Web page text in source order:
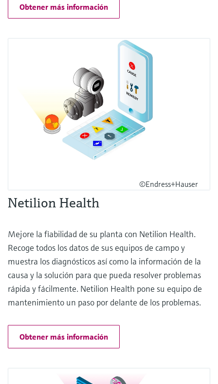
Obtener más información
©Endress+Hauser
Netilion Health
Mejore la fiabilidad de su planta con Netilion Health.
Recoge todos los datos de sus equipos de campo y
muestra los diagnósticos así como la información de la
causa y la solución para que pueda resolver problemas
rápida y fácilmente. Netilion Health pone su equipo de
mantenimiento un paso por delante de los problemas.
Obtener más información